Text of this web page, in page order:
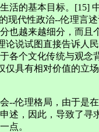
活的基本目标。[15]
现代性政治--伦理言
也越来越细分，而
论说试图直接告诉人
各个文化传统与观
仅具有相对价值的立
伦理格局，由于是
述，因此，导致了寻
点。